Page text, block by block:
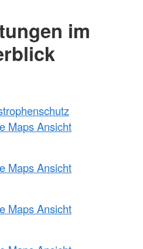
im
Maps Ansicht
Maps Ansicht
Maps Ansicht